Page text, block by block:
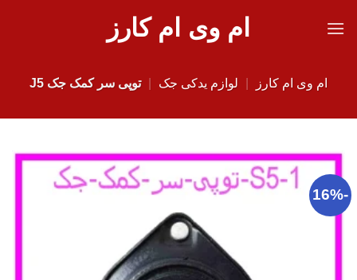
ام وی ام کارز
ام وی ام کارز لوازم یدکی جک توپی سر کمک جک J5
-16%